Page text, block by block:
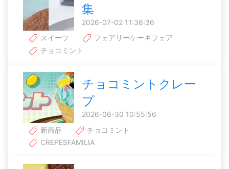
集
2026-07-02 11:36:36
スイーツ
フェアリーケーキフェア
チョコミント
チョコミントクレー
プ
2026-06-30 10:55:56
新商品
チョコミント
CREPESFAMILIA